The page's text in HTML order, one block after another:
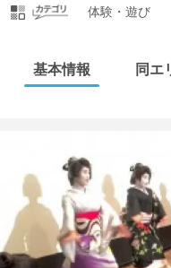
体験・遊び
基本情報 同エ